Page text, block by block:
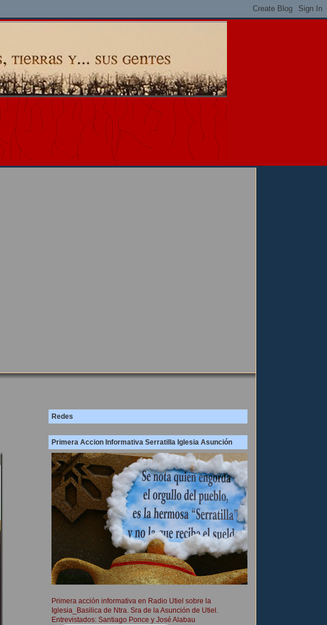
Redes
Primera Accion Informativa Serratilla Iglesia Asunción
Primera acción informativa en Radio Utiel sobre la
Iglesia_Basilica de Ntra. Sra de la Asunción de Utiel.
Entrevistados: Santiago Ponce y José Alabau